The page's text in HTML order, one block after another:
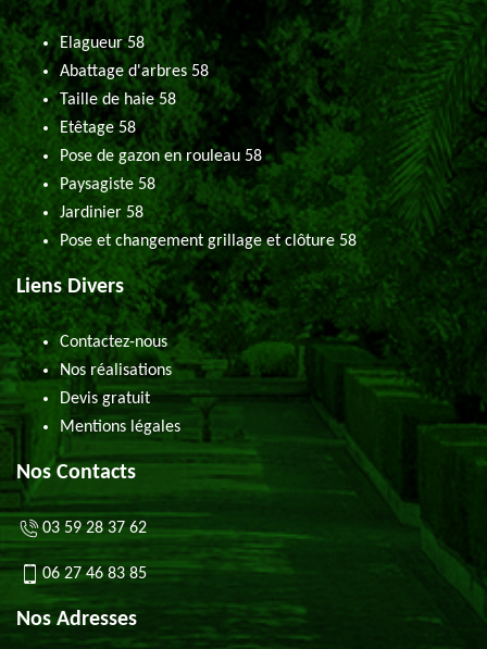
Elagueur 58
Abattage d'arbres 58
Taille de haie 58
Etêtage 58
Pose de gazon en rouleau 58
Paysagiste 58
Jardinier 58
Pose et changement grillage et clôture 58
Liens Divers
Contactez-nous
Nos réalisations
Devis gratuit
Mentions légales
Nos Contacts
03 59 28 37 62
06 27 46 83 85
Nos Adresses